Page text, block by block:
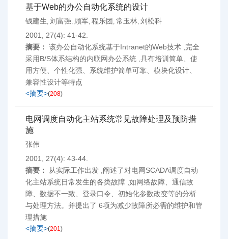
基于Web的办公自动化系统的设计
钱建生, 刘富强, 顾军, 程乐团 , 常玉林, 刘松科
2001, 27(4): 41-42.
摘要： 该办公自动化系统基于Intranet的Web技术 ,完全
采用B/S体系结构的内联网办公系统 ,具有培训简单、使
用方便、个性化强、系统维护简单可靠、模块化设计、
兼容性设计等特点
<摘要>(208)
电网调度自动化主站系统常见故障处理及预防措
施
张伟
2001, 27(4): 43-44.
摘要：
从实际工作出发 ,阐述了对电网SCADA调度自动
化主站系统日常发生的各类故障 ,如网络故障、通信故
障、数据不一致、登录口令、初始化参数改变等的分析
与处理方法。并提出了 6项为减少故障所必需的维护和管
理措施
<摘要>(201)